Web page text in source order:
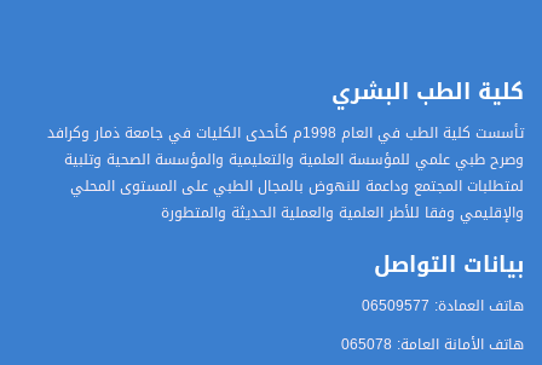
كلية الطب البشري
تأسست كلية الطب في العام 1998م كأحدى الكليات في جامعة ذمار وكرافد
وصرح طبي علمي للمؤسسة العلمية والتعليمية والمؤسسة الصحية وتلبية
لمتطلبات المجتمع وداعمة للنهوض بالمجال الطبي على المستوى المحلي
والإقليمي وفقا للأطر العلمية والعملية الحديثة والمتطورة
بيانات التواصل
هاتف العمادة: 06509577
هاتف الأمانة العامة: 065078